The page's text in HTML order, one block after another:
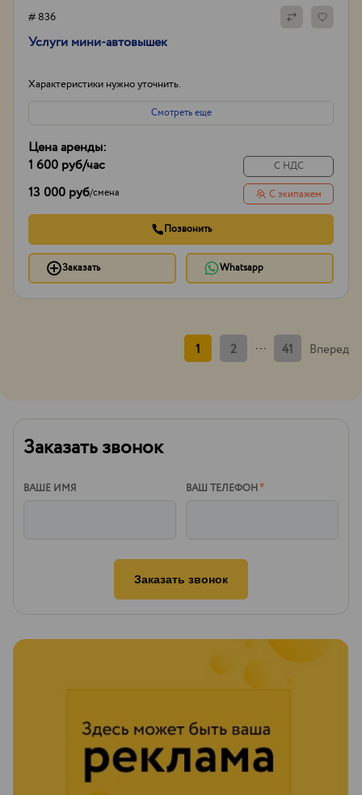
# 836
Услуги мини-автовышек
Характеристики нужно уточнить.
Смотреть еще
Цена аренды:
1 600 руб/час
13 000 руб/смена
С НДС
С экипажем
Позвонить
Заказать Whatsapp
1 2 ... 41 Вперед
Заказать звонок
ВАШЕ ИМЯ ВАШ ТЕЛЕФОН*
Заказать звонок